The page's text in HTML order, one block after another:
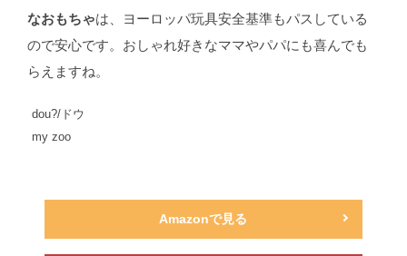
なおもちゃは、ヨーロッパ玩具安全基準もパスしている
ので安心です。おしゃれ好きなママやパパにも喜んでも
らえますね。
dou?/ドウ
my zoo
Amazonで見る